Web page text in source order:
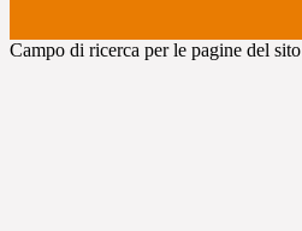
Campo di ricerca per le pagine del sito